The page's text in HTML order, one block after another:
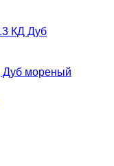
Дуб мореный